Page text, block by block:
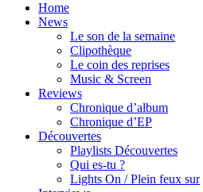
Home
News
Le son de la semaine
Clipothèque
Le coin des reprises
Music & Screen
Reviews
Chronique d’album
Chronique d’EP
Découvertes
Playlists Découvertes
Qui es-tu ?
Lights On / Plein feux sur